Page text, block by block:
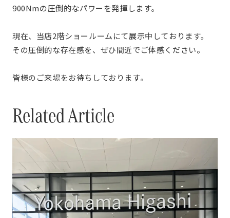
900Nmの圧倒的なパワーを発揮します。
現在、当店2階ショールームにて展示中しております。
その圧倒的な存在感を、ぜひ間近でご体感ください。
皆様のご来場をお待ちしております。
Related Article